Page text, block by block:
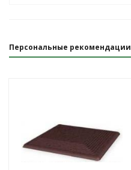
Персональные рекомендации